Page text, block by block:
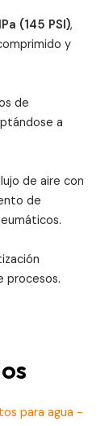
(145 PSI),
y
de
a
de aire con
de
procesos.